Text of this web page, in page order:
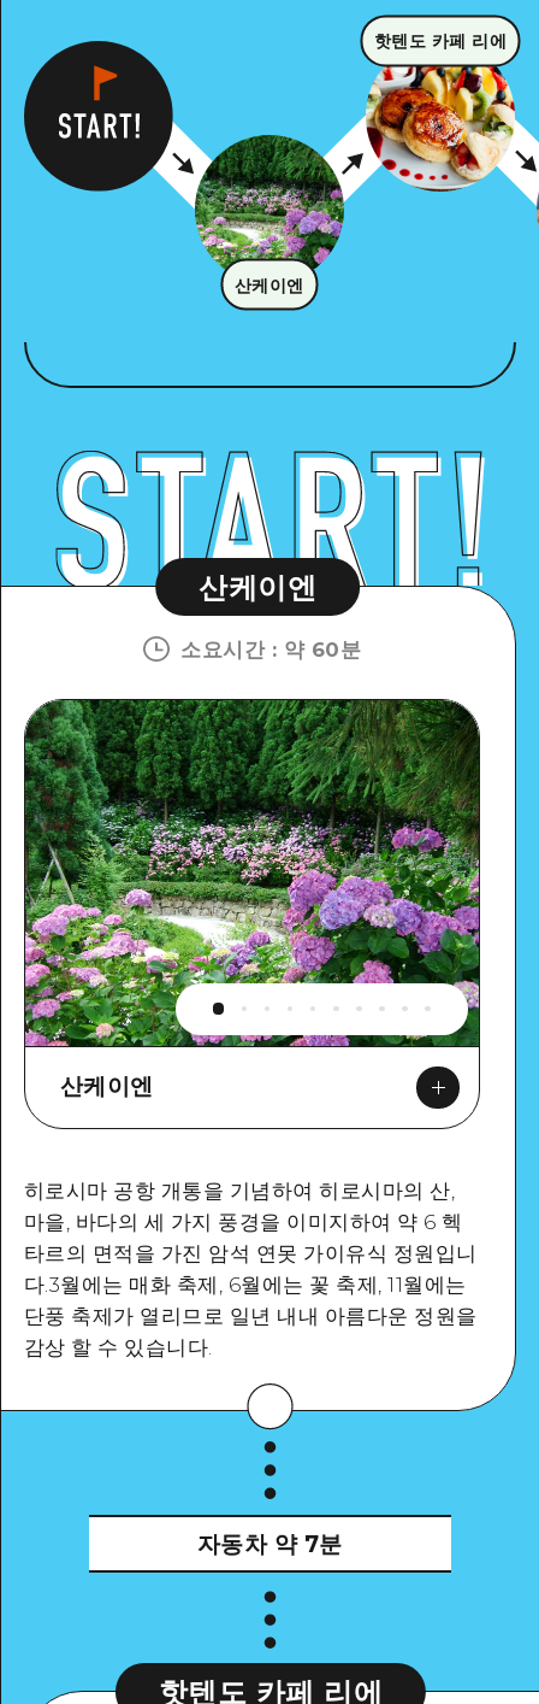
산케이엔
핫텐도 카페 리에
산케이엔
소요시간: 약 60분
산케이엔
Google Maps
자세히 보기
히로시마 공항 개통을 기념하여 히로시마의 산,
마을, 바다의 세 가지 풍경을 이미지하여 약 6 헥
타르의 면적을 가진 암석 연못 가이유식 정원입니
다.3월에는 매화 축제, 6월에는 꽃 축제, 11월에는
단풍 축제가 열리므로 일년 내내 아름다운 정원을
감상 할 수 있습니다.
자동차 약 7분
핫텐도 카페 리에